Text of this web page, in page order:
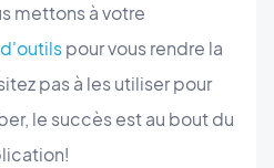
mettons à votre
d'outilspour vous rendre la
pas à les utiliser pour
le succès est au bout du